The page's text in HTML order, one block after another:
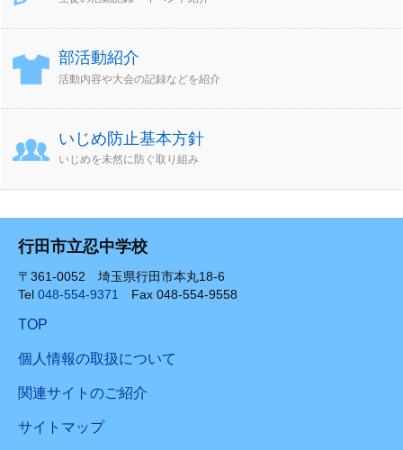
部活動紹介
活動内容や大会の記録などを紹介
いじめ防止基本方針
いじめを未然に防ぐ取り組み
行田市立忍中学校
〒361-0052 埼玉県行田市本丸18-6
Tel 048-554-9371 Fax 048-554-9558
TOP
個人情報の取扱について
関連サイトのご紹介
サイトマップ